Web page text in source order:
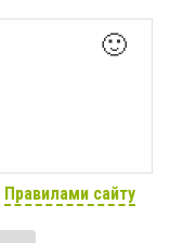
🙂
Правилами сайту